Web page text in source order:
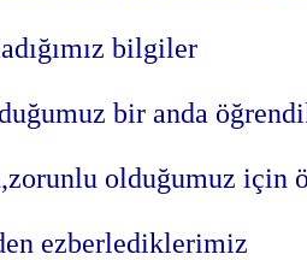
bilgiler
bir anda
olduğumuz için
ezberlediklerimiz